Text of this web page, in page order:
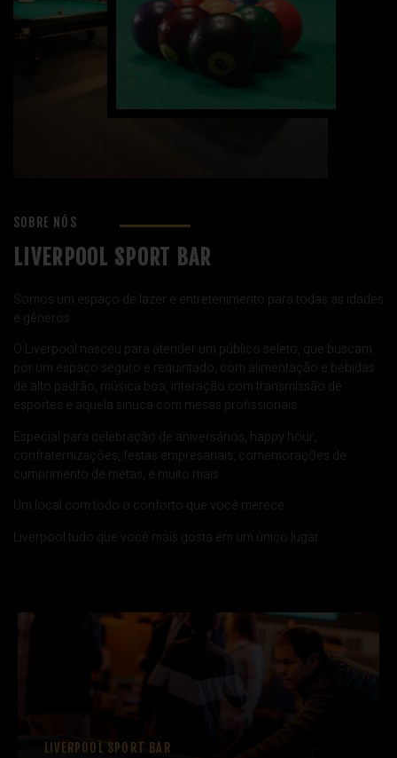
SOBRE NÓS
LIVERPOOL SPORT BAR
Somos um espaço de lazer e entretenimento para todas as idades
e gêneros.
O Liverpool nasceu para atender um público seleto, que buscam
por um espaço seguro e requintado, com alimentação e bebidas
de alto padrão, música boa, interação com transmissão de
esportes e aquela sinuca com mesas profissionais.
Especial para celebração de aniversários, happy hour,
confraternizações, festas empresariais, comemorações de
cumprimento de metas, e muito mais.
Um local com todo o conforto que você merece.
Liverpool tudo que você mais gosta em um único lugar.
LIVERPOOL SPORT BAR